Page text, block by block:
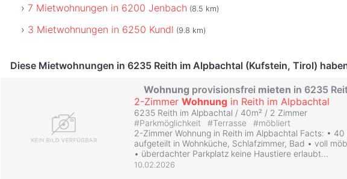
7 Mietwohnungen in 6200 Jenbach (8.5 km)
3 Mietwohnungen in 6250 Kundl (9.8 km)
Diese Mietwohnungen in 6235 Reith im Alpbachtal (Kufstein, Tirol)
Wohnung provisionsfrei mieten in 6235
2-Zimmer Wohnung in Reith im Alpbachtal
6235 Reith im Alpbachtal / 40m² / 2 Zimmer
#Parkmöglichkeit #Terrasse #möbliert
2-Zimmer Wohnung in Reith im Alpbachtal Facts: •
aufgeteilt in Wohnküche, Schlafzimmer, Bad • voll
• überdachter Parkplatz keine Haustiere erlaubt...
10.02.2026